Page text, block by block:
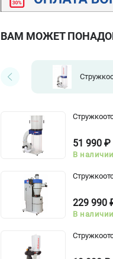
ВАМ МОЖЕТ
51 990 ₽
В
229 990
В